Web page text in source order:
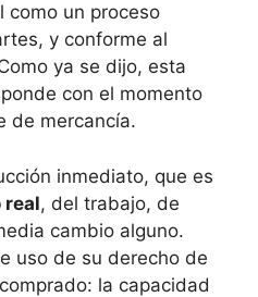
como un proceso
y conforme al
ya se dijo, esta
con el momento
de mercancía.
inmediato, que es
real, del trabajo, de
cambio alguno.
uso de su derecho de
la capacidad